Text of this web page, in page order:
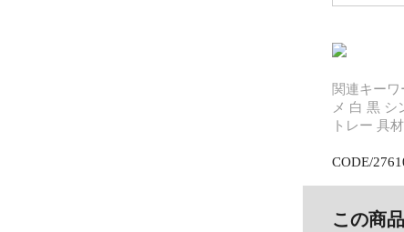
関連キー
メ 白 黒
トレー 具
CODE/
この商